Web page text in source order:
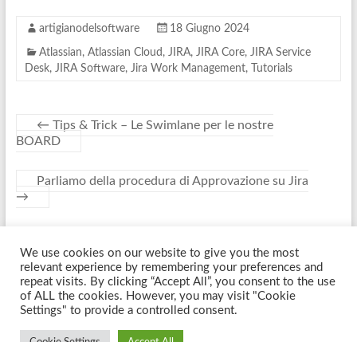
artigianodelsoftware 18 Giugno 2024
Atlassian, Atlassian Cloud , JIRA, JIRA Core, JIRA Service
Desk, JIRA Software, Jira Work Management, Tutorials
← Tips & Trick – Le Swimlane per le nostre
BOARD
Parliamo della procedura di Approvazione su Jira
→
Copyright © 2026Artigiano Del Software. Tutti i diritti riservati. Tema
Spaciousdi ThemeGrill. Sviluppato da:WordPress.
We use cookies on our website to give you the most
relevant experience by remembering your preferences and
repeat visits. By clicking “Accept All”, you consent to the use
of ALL the cookies. However, you may visit "Cookie
Settings" to provide a controlled consent.